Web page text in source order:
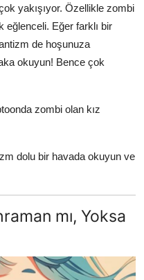
yakışıyor. Özellikle zombi
eğlenceli. Eğer farklı bir
de hoşunuza
okuyun! Bence çok
zombi olan kız
dolu bir havada okuyun ve
mı, Yoksa